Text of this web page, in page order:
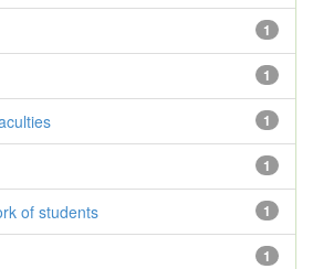
1
1
1
1
1
of students
1